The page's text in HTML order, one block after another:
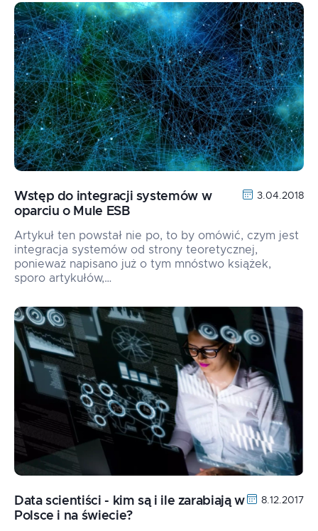
Wstęp do integracji systemów w
oparciu o Mule ESB
3.04.2018
Artykuł ten powstał nie po, to by omówić, czym jest
integracja systemów od strony teoretycznej,
ponieważ napisano już o tym mnóstwo książek,
sporo artykułów,…
Data scientiści - kim są i ile zarabiają w
Polsce i na świecie?
8.12.2017